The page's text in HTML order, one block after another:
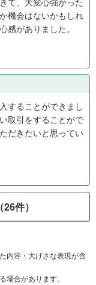
機会はないかもしれ
感がありました。
することができまし
取引をすることがで
だきたいと思ってい
件）
内容・大げさな表現が含
場合があります。